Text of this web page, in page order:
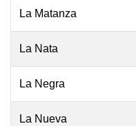
La Matanza
La Nata
La Negra
La Nueva